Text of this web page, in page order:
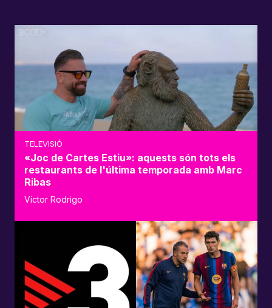
TELEVISIÓ
«Joc de Cartes Estiu»: aquests són tots els
restaurants de l'última temporada amb Marc
Ribas
Víctor Rodrigo